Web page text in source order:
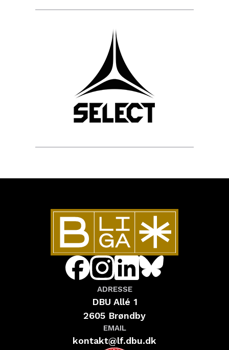
ADRESSE
DBU Allé 1
2605 Brøndby
EMAIL
kontakt@lf.dbu.dk